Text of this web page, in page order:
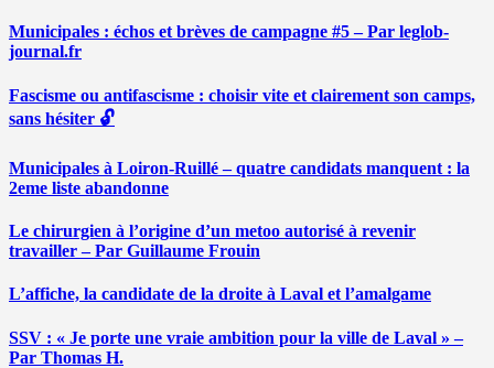
Municipales : échos et brèves de campagne #5 – Par leglob-
journal.fr
Fascisme ou antifascisme : choisir vite et clairement son camps,
sans hésiter 🔓
Municipales à Loiron-Ruillé – quatre candidats manquent : la
2eme liste abandonne
Le chirurgien à l’origine d’un metoo autorisé à revenir
travailler – Par Guillaume Frouin
L’affiche, la candidate de la droite à Laval et l’amalgame
SSV : « Je porte une vraie ambition pour la ville de Laval » –
Par Thomas H.